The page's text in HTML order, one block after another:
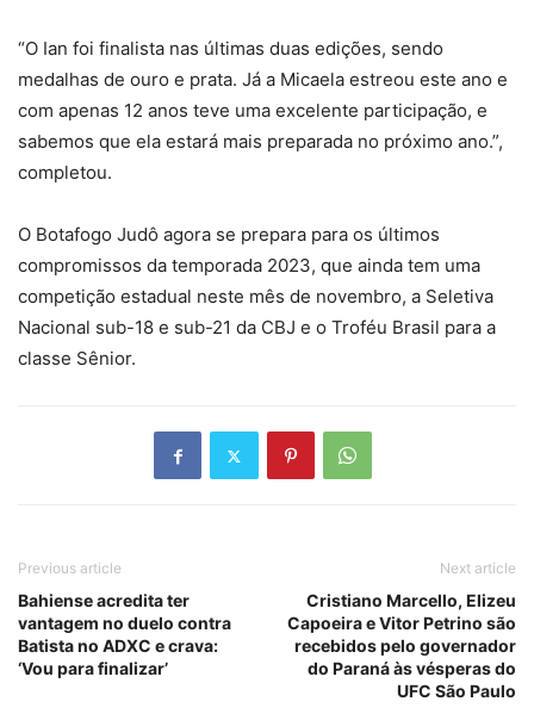
“O Ian foi finalista nas últimas duas edições, sendo
medalhas de ouro e prata. Já a Micaela estreou este ano e
com apenas 12 anos teve uma excelente participação, e
sabemos que ela estará mais preparada no próximo ano.”,
completou.
O Botafogo Judô agora se prepara para os últimos
compromissos da temporada 2023, que ainda tem uma
competição estadual neste mês de novembro, a Seletiva
Nacional sub-18 e sub-21 da CBJ e o Troféu Brasil para a
classe Sênior.
Previous article
Bahiense acredita ter
vantagem no duelo contra
Batista no ADXC e crava:
‘Vou para finalizar’
Next article
Cristiano Marcello, Elizeu
Capoeira e Vitor Petrino são
recebidos pelo governador
do Paraná às vésperas do
UFC São Paulo